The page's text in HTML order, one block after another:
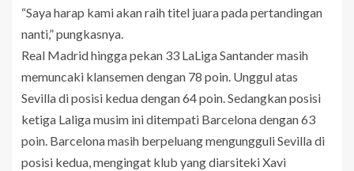
“Saya harap kami akan raih titel juara pada pertandingan
nanti,” pungkasnya.
Real Madrid hingga pekan 33 LaLiga Santander masih
memuncaki klansemen dengan 78 poin. Unggul atas
Sevilla di posisi kedua dengan 64 poin. Sedangkan posisi
ketiga Laliga musim ini ditempati Barcelona dengan 63
poin. Barcelona masih berpeluang mengungguli Sevilla di
posisi kedua, mengingat klub yang diarsiteki Xavi